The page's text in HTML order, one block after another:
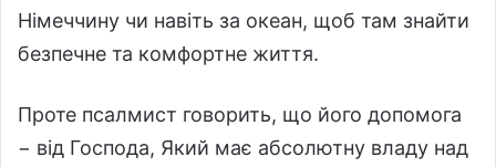
Німеччину чи навіть за океан, щоб там знайти
безпечне та комфортне життя.
Проте псалмист говорить, що його допомога
− від Господа, Який має абсолютну владу над